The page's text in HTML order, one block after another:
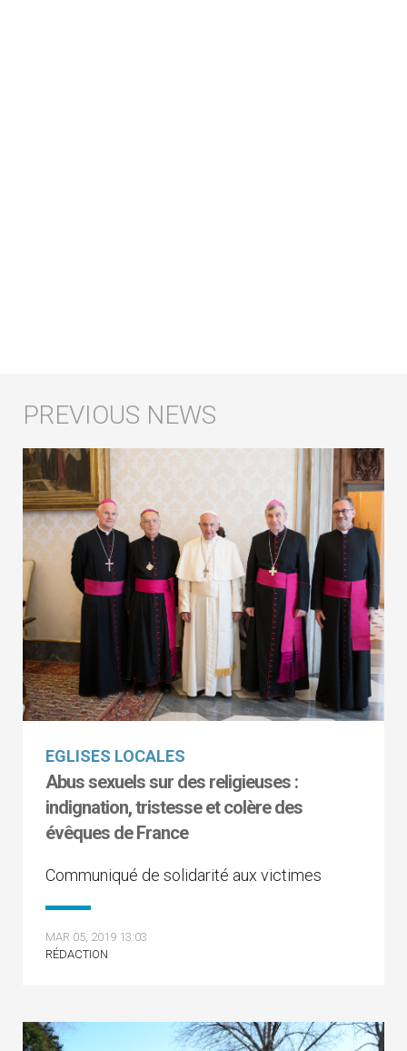
EGLISES LOCALES
Abus sexuels sur des religieuses :
indignation, tristesse et colère des
évêques de France
Communiqué de solidarité aux victimes
MAR 05, 2019 13:03
RÉDACTION